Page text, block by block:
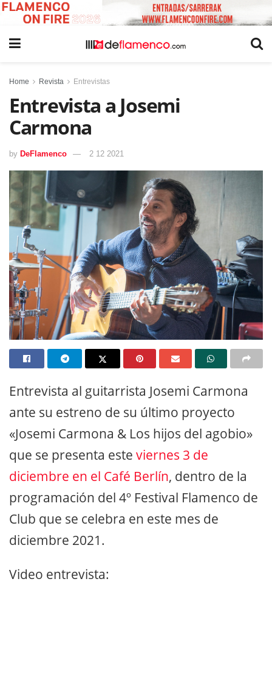
Home Revista Entrevistas
Entrevista a Josemi
Carmona
by DeFlamenco 2 12 2021
Entrevista al guitarrista Josemi Carmona
ante su estreno de su último proyecto
«Josemi Carmona & Los hijos del agobio»
que se presenta este viernes 3 de
diciembre en el Café Berlín, dentro de la
programación del 4º Festival Flamenco de
Club que se celebra en este mes de
diciembre 2021.
Video entrevista: